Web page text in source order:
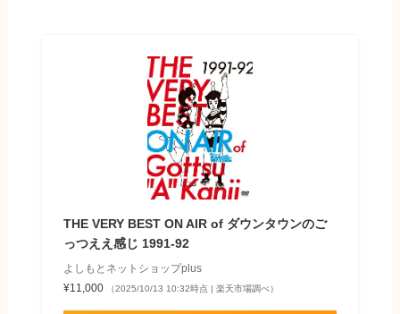
THE VERY BEST ON AIR of ダウンタウンのご
っつええ感じ 1991-92
よしもとネットショップplus
¥11,000
（2025/10/13 10:32時点 | 楽天市場調べ）